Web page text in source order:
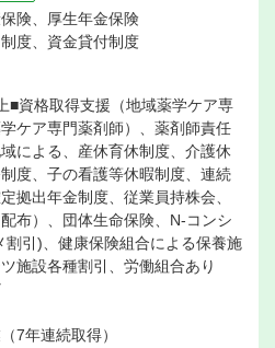
険、厚生年金保険
度、資金貸付制度
■資格取得支援（地域薬学ケア専
ケア専門薬剤師）、薬剤師責任
による、産休育休制度、介護休
度、子の看護等休暇制度、連続
拠出年金制度、従業員持株会、
布）、団体生命保険、N-コンシ
割引)、健康保険組合による保養施
施設各種割引、労働組合あり
7年連続取得）